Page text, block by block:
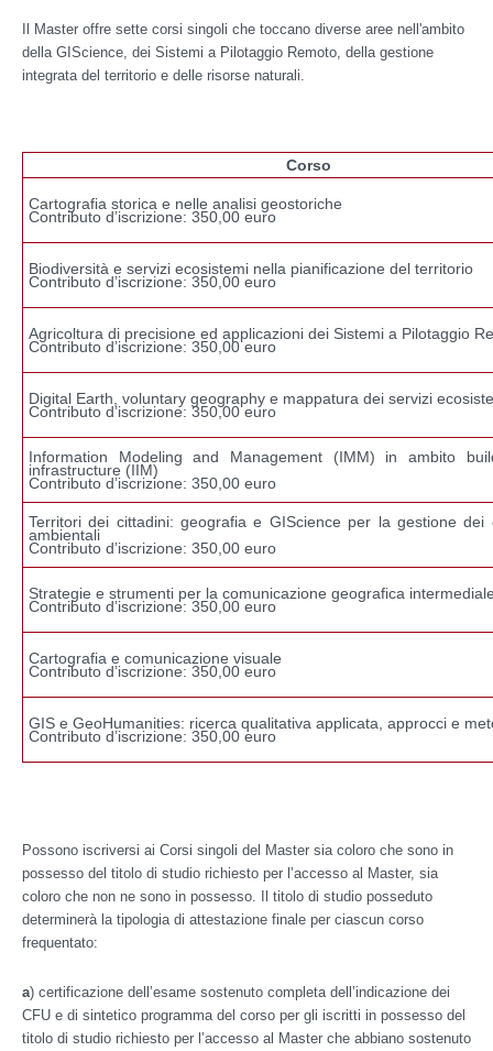
Il Master offre sette corsi singoli che toccano diverse aree nell'ambito
della GIScience, dei Sistemi a Pilotaggio Remoto, della gestione
integrata del territorio e delle risorse naturali.
Corso
Cartografia storica e nelle analisi geostoriche
Contributo d’iscrizione: 350,00 euro
Biodiversità e servizi ecosistemi nella pianificazione del territorio
Contributo d’iscrizione: 350,00 euro
Agricoltura di precisione ed applicazioni dei Sistemi a Pilotaggio
Contributo d’iscrizione: 350,00 euro
Digital Earth, voluntary geography e mappatura dei servizi
Contributo d’iscrizione: 350,00 euro
Information Modeling and Management (IMM) in ambito
infrastructure (IIM)
Contributo d’iscrizione: 350,00 euro
Territori dei cittadini: geografia e GIScience per la gestione dei
ambientali
Contributo d’iscrizione: 350,00 euro
Strategie e strumenti per la comunicazione geografica
Contributo d’iscrizione: 350,00 euro
Cartografia e comunicazione visuale
Contributo d’iscrizione: 350,00 euro
GIS e GeoHumanities: ricerca qualitativa applicata, approcci e
Contributo d’iscrizione: 350,00 euro
Possono iscriversi ai Corsi singoli del Master sia coloro che sono in
possesso del titolo di studio richiesto per l’accesso al Master, sia
coloro che non ne sono in possesso. Il titolo di studio posseduto
determinerà la tipologia di attestazione finale per ciascun corso
frequentato:
a) certificazione dell’esame sostenuto completa dell’indicazione dei
CFU e di sintetico programma del corso per gli iscritti in possesso del
titolo di studio richiesto per l’accesso al Master che abbiano sostenuto